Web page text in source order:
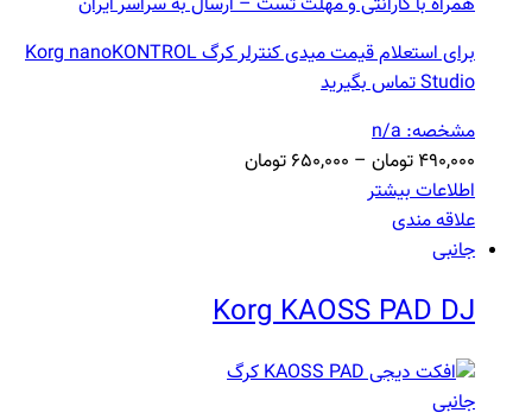
برای استعلام قیمت میدی کنترلر کرگ Korg nanoKONTROL
Studio تماس بگیرید
مشخصه: n/a
۴۹۰,۰۰۰ تومان – ۶۵۰,۰۰۰ تومان
اطلاعات بیشتر
علاقه مندی
جانبی
Korg KAOSS PAD DJ
جانبی